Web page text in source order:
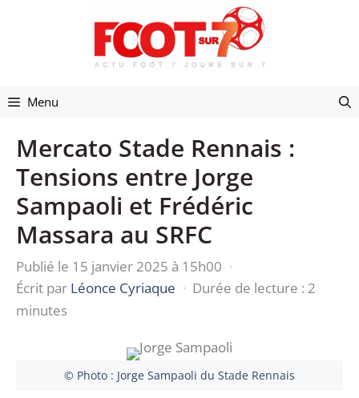
Menu
Mercato Stade Rennais :
Tensions entre Jorge
Sampaoli et Frédéric
Massara au SRFC
Publié le 15 janvier 2025 à 15h00 ·
Écrit par Léonce Cyriaque · Durée de lecture : 2
minutes
© Photo : Jorge Sampaoli du Stade Rennais